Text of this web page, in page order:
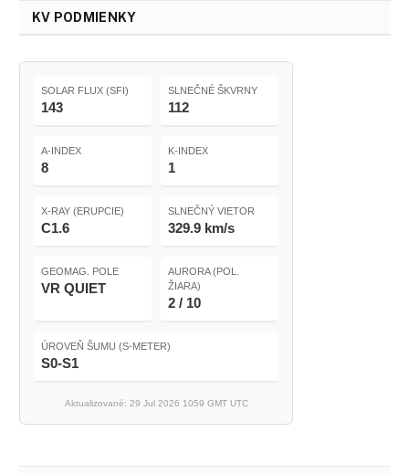
KV PODMIENKY
SOLAR FLUX (SFI)
143
SLNEČNÉ ŠKVRNY
112
A-INDEX
8
K-INDEX
1
X-RAY (ERUPCIE)
C1.6
SLNEČNÝ VIETOR
329.9 km/s
GEOMAG. POLE
VR QUIET
AURORA (POL.
ŽIARA)
2 / 10
ÚROVEŇ ŠUMU (S-METER)
S0-S1
Aktualizované: 29 Jul 2026 1059 GMT UTC